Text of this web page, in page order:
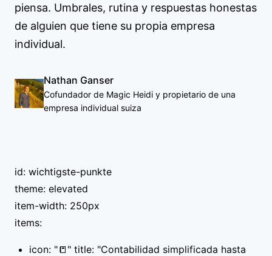
piensa. Umbrales, rutina y respuestas honestas
de alguien que tiene su propia empresa
individual.
Nathan Ganser
Cofundador de Magic Heidi y propietario de una
empresa individual suiza
id: wichtigste-punkte
theme: elevated
item-width: 250px
items:
icon: "📒" title: "Contabilidad simplificada hasta